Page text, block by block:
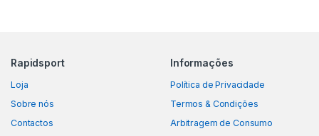
Rapidsport
Loja
Sobre nós
Contactos
Informações
Política de Privacidade
Termos & Condições
Arbitragem de Consumo